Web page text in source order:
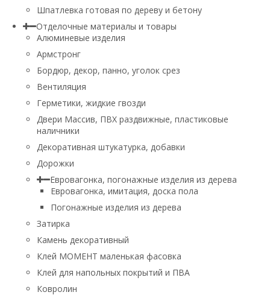
Шпатлевка готовая по дереву и бетону
Отделочные материалы и товары
Алюминевые изделия
Армстронг
Бордюр, декор, панно, уголок срез
Вентиляция
Герметики, жидкие гвозди
Двери Массив, ПВХ раздвижные, пластиковые
наличники
Декоративная штукатурка, добавки
Дорожки
Евровагонка, погонажные изделия из дерева
Евровагонка, имитация, доска пола
Погонажные изделия из дерева
Затирка
Камень декоративный
Клей МОМЕНТ маленькая фасовка
Клей для напольных покрытий и ПВА
Ковролин